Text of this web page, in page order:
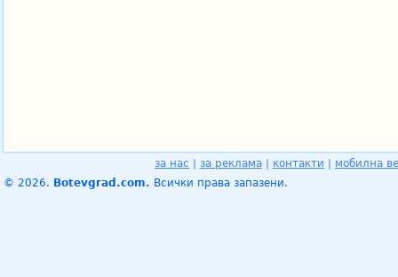
за нас за реклама контакти
мобилна
© 2026. Botevgrad.com. Всички права запазени.